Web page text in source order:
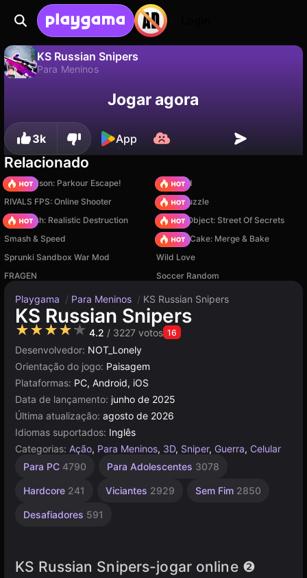
KS Russian Snipers
Para Meninos
Salve o progresso!Jogar agora
3k App
Relacionado
Barry Prison: Parkour Escape!
TB World
RIVALS FPS: Online Shooter
Arrow Puzzle
Car Crush: Realistic Destruction
Hidden Object: Street Of Secrets
Smash & Speed
Piece of Cake: Merge & Bake
Sprunki Sandbox War Mod
Wild Love
FRAGEN
Soccer Random
Playgama / Para Meninos / KS Russian Snipers
KS Russian Snipers
★★★★★ 4.2 / 3227 votos 16
Desenvolvedor: NOT_Lonely
Orientação do jogo: Paisagem
Plataformas: PC, Android, iOS
Data de lançamento: junho de 2025
Última atualização: agosto de 2026
Idiomas suportados: Inglês
Categorias: Ação, Para Meninos, 3D, Sniper, Guerra, Celular
Para PC 4790 Para Adolescentes 3078
Hardcore 241 Viciantes 2929 Sem Fim 2850
Desafiadores 591
Combate
Mesa e
5173
De 1
4113
Alta
3574
Navegador
Unity
3177
KS Russian Snipers-jogar online ❷